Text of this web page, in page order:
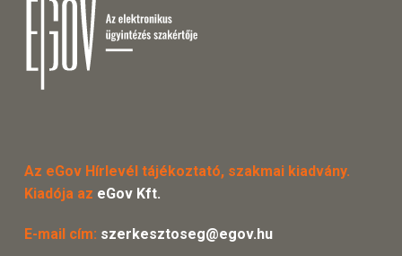
Az eGov Hírlevél tájékoztató, szakmai kiadvány.
Kiadója az eGov Kft.
E-mail cím: szerkesztoseg@egov.hu